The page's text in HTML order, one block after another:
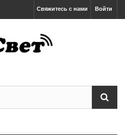
Войти
Свяжитесь с нами